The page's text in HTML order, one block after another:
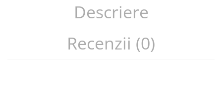
Descriere
Recenzii (0)